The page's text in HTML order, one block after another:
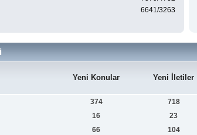
6641/3263
Yeni Konular Yeni İletiler
374 718
16 23
66 104